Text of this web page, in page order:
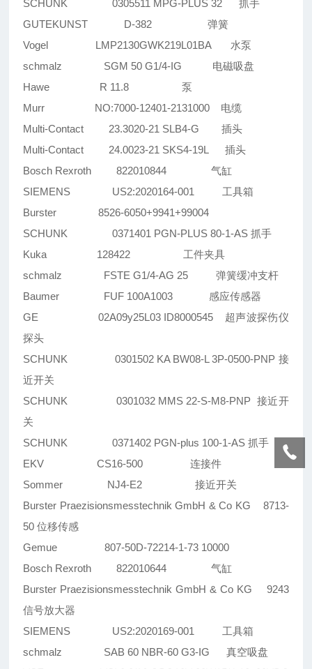
SCHUNK 0305511 MPG-PLUS 32 抓手
GUTEKUNST D-382 弹簧
Vogel LMP2130GWK219L01BA 水泵
schmalz SGM 50 G1/4-IG 电磁吸盘
Hawe R 11.8 泵
Murr NO:7000-12401-2131000 电缆
Multi-Contact 23.3020-21 SLB4-G 插头
Multi-Contact 24.0023-21 SKS4-19L 插头
Bosch Rexroth 822010844 气缸
SIEMENS US2:2020164-001 工具箱
Burster 8526-6050+9941+99004
SCHUNK 0371401 PGN-PLUS 80-1-AS 抓手
Kuka 128422 工件夹具
schmalz FSTE G1/4-AG 25 弹簧缓冲支杆
Baumer FUF 100A1003 感应传感器
GE 02A09y25L03 ID8000545 超声波探伤仪
探头
SCHUNK 0301502 KA BW08-L 3P-0500-PNP 接
近开关
SCHUNK 0301032 MMS 22-S-M8-PNP 接近开
关
SCHUNK 0371402 PGN-plus 100-1-AS 抓手
EKV CS16-500 连接件
Sommer NJ4-E2 接近开关
Burster Praezisionsmesstechnik GmbH & Co KG 8713-
50 位移传感
Gemue 807-50D-72214-1-73 10000
Bosch Rexroth 822010644 气缸
Burster Praezisionsmesstechnik GmbH & Co KG 9243
信号放大器
SIEMENS US2:2020169-001 工具箱
schmalz SAB 60 NBR-60 G3-IG 真空吸盘